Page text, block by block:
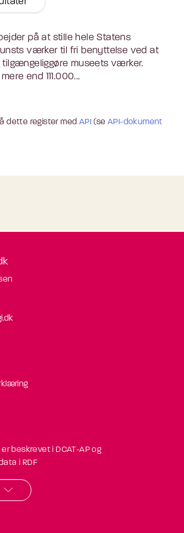
på at stille hele Statens
værker til fri benyttelse ved at
tilgængeliggøre museets værker.
end 111.000...
dette register med API (seAPI-dokument
beskrevet i DCAT-AP og
i RDF